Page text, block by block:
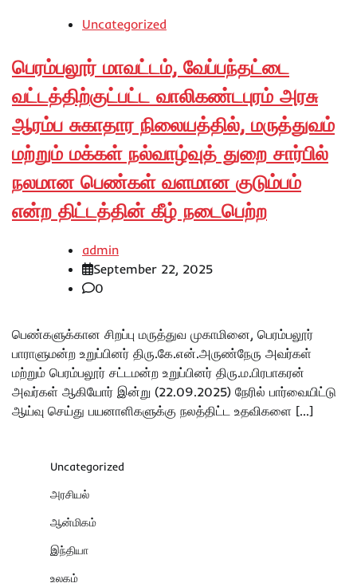
Uncategorized
பெரம்பலூர் மாவட்டம், வேப்பந்தட்டை
வட்டத்திற்குட்பட்ட வாலிகண்டபுரம் அரசு
ஆரம்ப சுகாதார நிலையத்தில், மருத்துவம்
மற்றும் மக்கள் நல்வாழ்வுத் துறை சார்பில்
நலமான பெண்கள் வளமான குடும்பம்
என்ற திட்டத்தின் கீழ் நடைபெற்ற
admin
September 22, 2025
0
பெண்களுக்கான சிறப்பு மருத்துவ முகாமினை, பெரம்பலூர்
பாராளுமன்ற உறுப்பினர் திரு.கே.என்.அருண்நேரு அவர்கள்
மற்றும் பெரம்பலூர் சட்டமன்ற உறுப்பினர் திரு.ம.பிரபாகரன்
அவர்கள் ஆகியோர் இன்று (22.09.2025) நேரில் பார்வையிட்டு
ஆய்வு செய்து பயனாளிகளுக்கு நலத்திட்ட உதவிகளை […]
Uncategorized
அரசியல்
ஆன்மிகம்
இந்தியா
உலகம்